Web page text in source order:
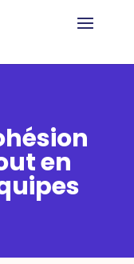
en